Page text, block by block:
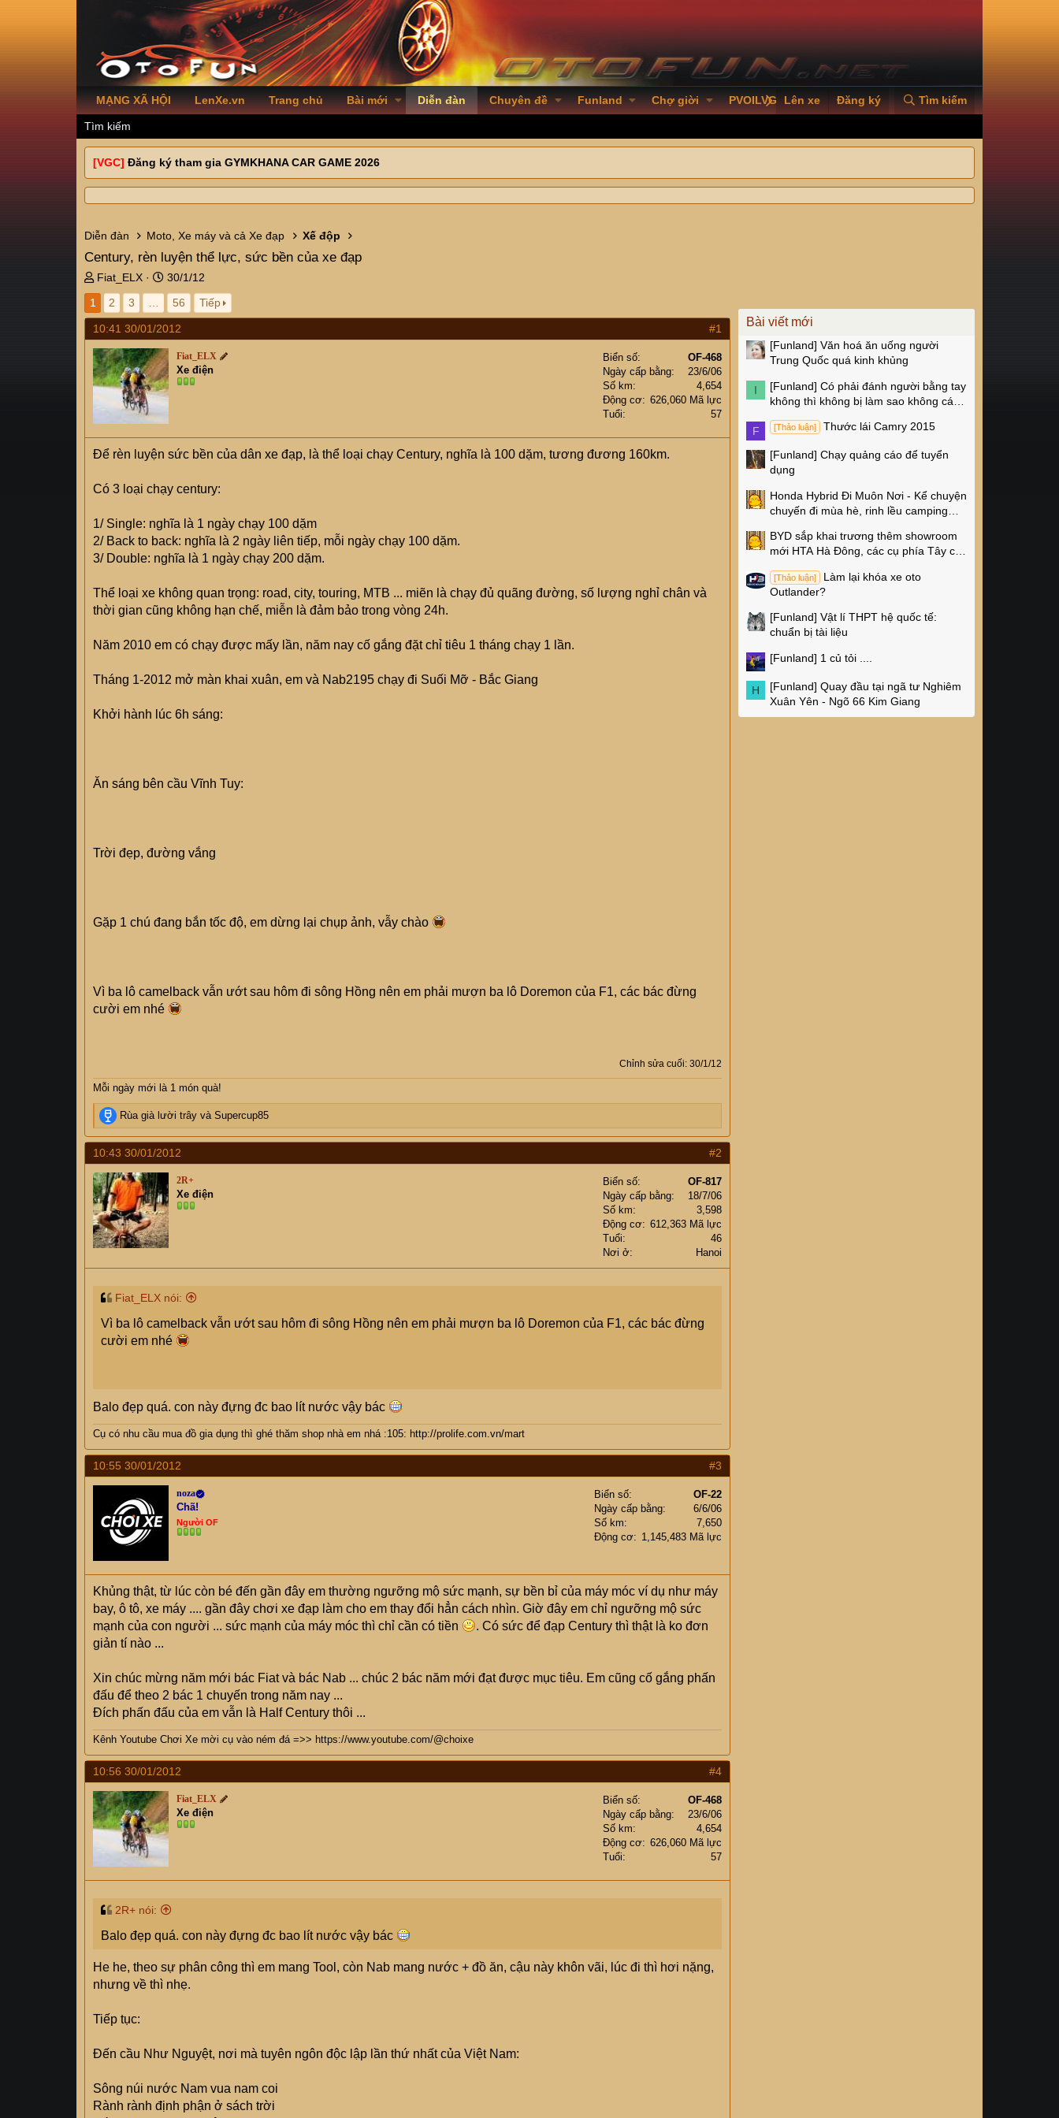
MẠNG XÃ HỘI LenXe.vn Trang chủ Bài mới Diễn đàn Chuyên đề Funland Chợ giời PVOILVGC2026
Lên xe Đăng ký Tìm kiếm
Tìm kiếm
[VGC] Đăng ký tham gia GYMKHANA CAR GAME 2026
Diễn đàn Moto, Xe máy và cả Xe đạp Xế độp
Century, rèn luyện thể lực, sức bền của xe đạp
T
h
e
a
d
s
t
t
e
r
Fiat_ELX
N
g
y
g
ử
i
30/1/12
1
2 3 56 Tiếp
10:41 30/01/2012 #1
Fiat_ELX
Xe điện
Biển số
OF-468
Ngày cấp bằng
23/6/06
Số km
4,654
Động cơ
626,060 Mã lực
Tuổi
57
Để rèn luyện sức bền của dân xe đạp, là thể loại chạy Century, nghĩa là 100 dặm, tương đương 160km.
Có 3 loại chạy century:
1/ Single: nghĩa là 1 ngày chạy 100 dặm
2/ Back to back: nghĩa là 2 ngày liên tiếp, mỗi ngày chạy 100 dặm.
3/ Double: nghĩa là 1 ngày chạy 200 dặm.
Thể loại xe không quan trọng: road, city, touring, MTB ... miẽn là chạy đủ quãng đường, số lượng nghỉ chân và
thời gian cũng không hạn chế, miễn là đảm bảo trong vòng 24h.
Năm 2010 em có chạy được mấy lần, năm nay cố gắng đặt chỉ tiêu 1 tháng chạy 1 lần.
Tháng 1-2012 mở màn khai xuân, em và Nab2195 chạy đi Suối Mỡ - Bắc Giang
Khởi hành lúc 6h sáng:
Ăn sáng bên cầu Vĩnh Tuy:
Trời đẹp, đường vắng
Gặp 1 chú đang bắn tốc độ, em dừng lại chụp ảnh, vẫy chào
Vì ba lô camelback vẫn ướt sau hôm đi sông Hồng nên em phải mượn ba lô Doremon của F1, các bác đừng
cười em nhé
Chỉnh sửa cuối: 30/1/12
Mỗi ngày mới là 1 món quà!
R
e
a
c
t
i
o
n
s
:
Rùa già lười trây và Supercup85
10:43 30/01/2012 #2
2R+
Xe điện
Biển số
OF-817
Ngày cấp bằng
18/7/06
Số km
3,598
Động cơ
612,363 Mã lực
Tuổi
46
Nơi ở
Hanoi
Fiat_ELX nói:
Vì ba lô camelback vẫn ướt sau hôm đi sông Hồng nên em phải mượn ba lô Doremon của F1, các bác đừng
cười em nhé
Balo đẹp quá. con này đựng đc bao lít nước vậy bác
Cụ có nhu cầu mua đồ gia dụng thì ghé thăm shop nhà em nhá :105: http://prolife.com.vn/mart
10:55 30/01/2012 #3
noza
Chã!
Người OF
Biển số
OF-22
Ngày cấp bằng
6/6/06
Số km
7,650
Động cơ
1,145,483 Mã lực
Khủng thật, từ lúc còn bé đến gần đây em thường ngưỡng mộ sức mạnh, sự bền bỉ của máy móc ví dụ như máy
bay, ô tô, xe máy .... gần đây chơi xe đạp làm cho em thay đổi hẳn cách nhìn. Giờ đây em chỉ ngưỡng mộ sức
mạnh của con người ... sức mạnh của máy móc thì chỉ cần có tiền
. Có sức để đạp Century thì thật là ko đơn
giản tí nào ...
Xin chúc mừng năm mới bác Fiat và bác Nab ... chúc 2 bác năm mới đạt được mục tiêu. Em cũng cố gắng phấn
đấu để theo 2 bác 1 chuyến trong năm nay ...
Đích phấn đấu của em vẫn là Half Century thôi ...
Kênh Youtube Chơi Xe mời cụ vào ném đá =>> https://www.youtube.com/@choixe
10:56 30/01/2012 #4
Fiat_ELX
Xe điện
Biển số
OF-468
Ngày cấp bằng
23/6/06
Số km
4,654
Động cơ
626,060 Mã lực
Tuổi
57
2R+ nói:
Balo đẹp quá. con này đựng đc bao lít nước vậy bác
He he, theo sự phân công thì em mang Tool, còn Nab mang nước + đồ ăn, cậu này khôn vãi, lúc đi thì hơi nặng,
nhưng về thì nhẹ.
Tiếp tục:
Đến cầu Như Nguyệt, nơi mà tuyên ngôn độc lập lần thứ nhất của Việt Nam:
Sông núi nước Nam vua nam coi
Rành rành định phận ở sách trời
Bài viết mới
[Funland] Văn hoá ăn uống người
Trung Quốc quá kinh khủng
I [Funland] Có phải đánh người bằng tay
không thì không bị làm sao không các
F
[Thảo luận] Thước lái Camry 2015
[Funland] Chạy quảng cáo để tuyển
dụng
Honda Hybrid Đi Muôn Nơi - Kể chuyện
chuyến đi mùa hè, rinh lều camping
BYD sắp khai trương thêm showroom
mới HTA Hà Đông, các cụ phía Tây có
[Thảo luận]
Làm lại khóa xe oto
Outlander?
[Funland] Vật lí THPT hệ quốc tế:
chuẩn bị tài liệu
[Funland] 1 củ tỏi ....
H [Funland] Quay đầu tại ngã tư Nghiêm
Xuân Yên - Ngõ 66 Kim Giang